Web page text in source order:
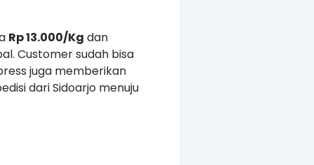
Rp 13.000/Kg dan
Customer sudah bisa
juga memberikan
dari Sidoarjo menuju